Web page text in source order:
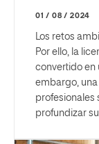
01 / 08 / 2024
Los retos
Por ello, la
convertido en
embargo,
profesionales
profundizar